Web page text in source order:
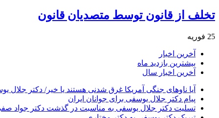
تخلف از قانون توسط متصدیان قانون
25 فوریه
آخرین اخبار
بیشترین بازدید ماه
آخرین اخبار سال
آیا ناوهای جنگی آمریکا غرق شدنی هستند یا خیر/ دکتر جلال
پیام دکتر جلال یوسفی برای جوانان ایران
تسلیت دکتر جلال یوسفی به مناسبت در گذشت دکتر جواد صفی